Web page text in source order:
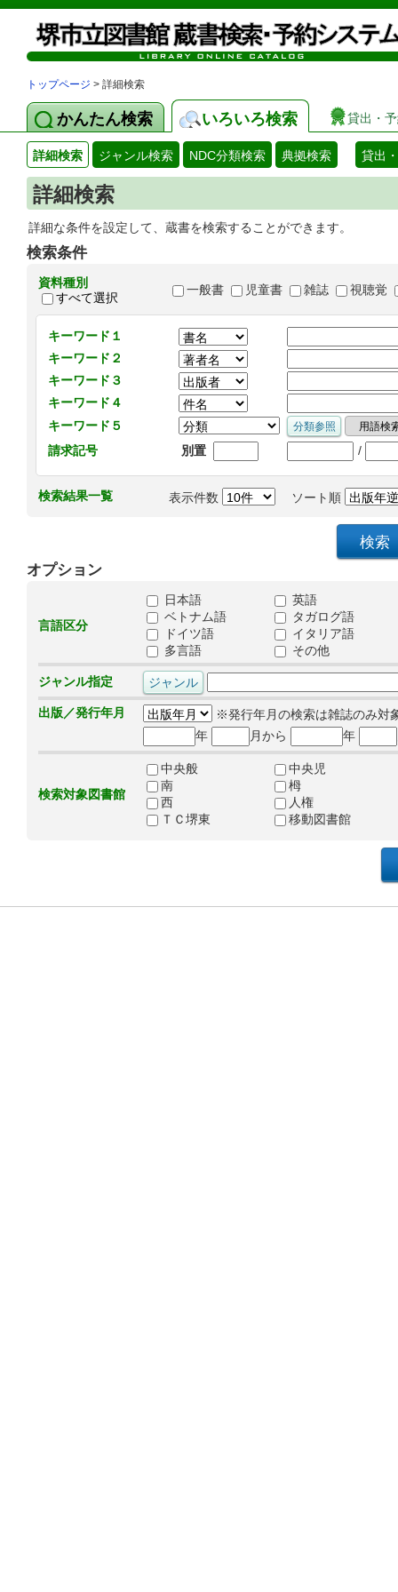
トップページ > 詳細検索
かんたん検索 いろいろ検索 貸出・
詳細検索 ジャンル検索 NDC分類検索 典拠検索 貸出
詳細検索
詳細な条件を設定して、蔵書を検索することができます。
検索条件
資料種別
すべて選択
一般書 児童書 雑誌 視聴覚
キーワード１
キーワード２
キーワード３
キーワード４
キーワード５
請求記号
別置 /
検索結果一覧 表示件数 ソート順
オプション
言語区分
日本語
英語
ベトナム語
タガログ語
ドイツ語
イタリア語
多言語
その他
ジャンル指定
出版／発行年月
※発行年月の検索は雑誌のみ対
年
月から 年
検索対象図書館
中央般
中央児
南
栂
西
人権
ＴＣ堺東
移動図書館